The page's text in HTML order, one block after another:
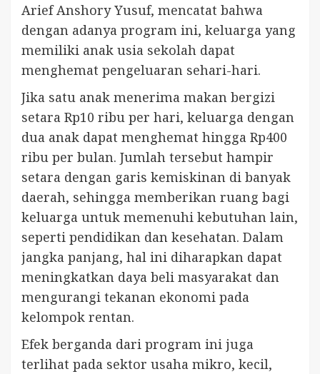
Arief Anshory Yusuf, mencatat bahwa
dengan adanya program ini, keluarga yang
memiliki anak usia sekolah dapat
menghemat pengeluaran sehari-hari.
Jika satu anak menerima makan bergizi
setara Rp10 ribu per hari, keluarga dengan
dua anak dapat menghemat hingga Rp400
ribu per bulan. Jumlah tersebut hampir
setara dengan garis kemiskinan di banyak
daerah, sehingga memberikan ruang bagi
keluarga untuk memenuhi kebutuhan lain,
seperti pendidikan dan kesehatan. Dalam
jangka panjang, hal ini diharapkan dapat
meningkatkan daya beli masyarakat dan
mengurangi tekanan ekonomi pada
kelompok rentan.
Efek berganda dari program ini juga
terlihat pada sektor usaha mikro, kecil,